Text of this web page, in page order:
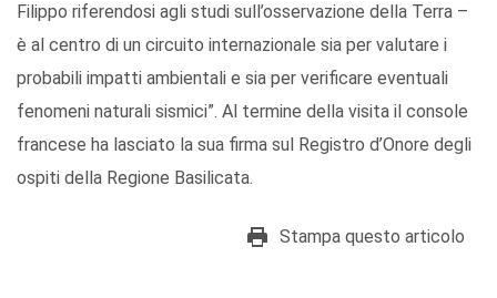
Filippo riferendosi agli studi sull’osservazione della Terra –
è al centro di un circuito internazionale sia per valutare i
probabili impatti ambientali e sia per verificare eventuali
fenomeni naturali sismici”. Al termine della visita il console
francese ha lasciato la sua firma sul Registro d’Onore degli
ospiti della Regione Basilicata.
Stampa questo articolo